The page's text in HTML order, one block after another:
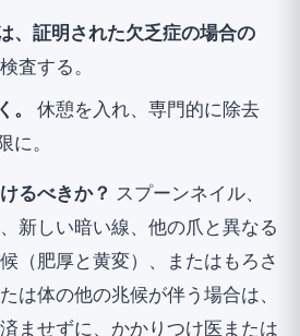
、証明された欠乏症の場合の
査する。
。
休憩を入れ、専門的に除去
に。
るべきか？ スプーンネイル、
新しい暗い線、他の爪と異なる
（肥厚と黄変）、またはもろさ
は体の他の兆候が伴う場合は、
ませずに、かかりつけ医または